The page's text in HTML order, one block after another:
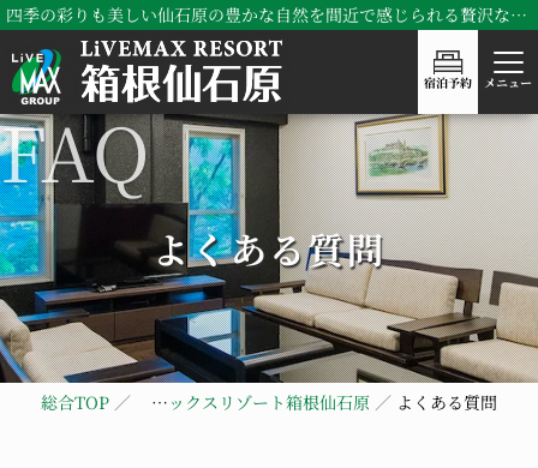
四季の彩りも美しい仙石原の豊かな自然を間近で感じられる贅沢な時間！リブマックスリゾート箱根仙石原
宿泊予約 メニュー
よくある質問
総合TOP リブマックスリゾート箱根仙石原 よくある質問